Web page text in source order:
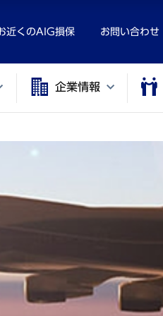
近くのAIG損保 お問い合わせ
企業情報